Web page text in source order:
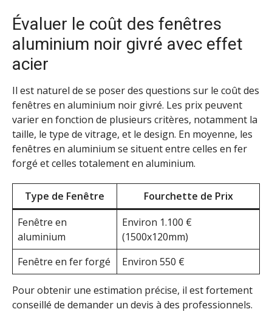
Évaluer le coût des fenêtres
aluminium noir givré avec effet
acier
Il est naturel de se poser des questions sur le coût des
fenêtres en aluminium noir givré. Les prix peuvent
varier en fonction de plusieurs critères, notamment la
taille, le type de vitrage, et le design. En moyenne, les
fenêtres en aluminium se situent entre celles en fer
forgé et celles totalement en aluminium.
Type de Fenêtre
Fourchette de Prix
Fenêtre en
aluminium
Environ 1.100 €
(1500x120mm)
Fenêtre en fer forgé
Environ 550 €
Pour obtenir une estimation précise, il est fortement
conseillé de demander un devis à des professionnels.